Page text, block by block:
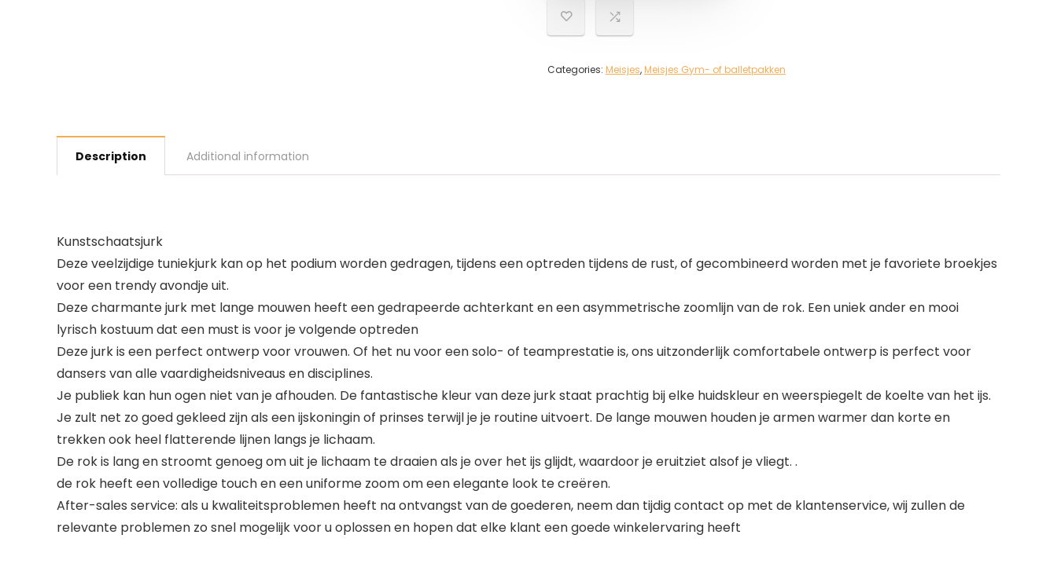
Categories: Meisjes,Meisjes Gym- of balletpakken
Description Additional information
Kunstschaatsjurk
Deze veelzijdige tuniekjurk kan op het podium worden gedragen, tijdens een optreden tijdens de rust, of gecombineerd worden met je favoriete broekjes
voor een trendy avondje uit.
Deze charmante jurk met lange mouwen heeft een gedrapeerde achterkant en een asymmetrische zoomlijn van de rok. Een uniek ander en mooi
lyrisch kostuum dat een must is voor je volgende optreden
Deze jurk is een perfect ontwerp voor vrouwen. Of het nu voor een solo- of teamprestatie is, ons uitzonderlijk comfortabele ontwerp is perfect voor
dansers van alle vaardigheidsniveaus en disciplines.
Je publiek kan hun ogen niet van je afhouden. De fantastische kleur van deze jurk staat prachtig bij elke huidskleur en weerspiegelt de koelte van het ijs.
Je zult net zo goed gekleed zijn als een ijskoningin of prinses terwijl je je routine uitvoert. De lange mouwen houden je armen warmer dan korte en
trekken ook heel flatterende lijnen langs je lichaam.
De rok is lang en stroomt genoeg om uit je lichaam te draaien als je over het ijs glijdt, waardoor je eruitziet alsof je vliegt. .
de rok heeft een volledige touch en een uniforme zoom om een ​​elegante look te creëren.
After-sales service: als u kwaliteitsproblemen heeft na ontvangst van de goederen, neem dan tijdig contact op met de klantenservice, wij zullen de
relevante problemen zo snel mogelijk voor u oplossen en hopen dat elke klant een goede winkelervaring heeft